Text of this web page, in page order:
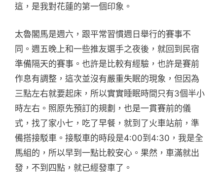
這，是我對花蓮的第一個印象。
太魯閣馬是週六，跟平常習慣週日舉行的賽事不
同。週五晚上和一些推友選手之夜後，就回到民宿
準備隔天的賽事。也許是比較有經驗，也許是賽前
作息有調整，這次並沒有嚴重失眠的現象，但因為
三點左右就要起床，所以實實睡眠時間只有3個半小
時左右。照原先預訂的規劃，也是一貫賽前的儀
式，找了家小七，吃了早餐，就到了火車站前，準
備搭接駁車。接駁車的時段是4:00到4:30，我是全
馬組的，所以早到一點比較安心。果然，車滿就出
發，不到四點，就已經發車了。